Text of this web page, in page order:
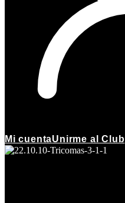
Mi cuentaUnirme al Club